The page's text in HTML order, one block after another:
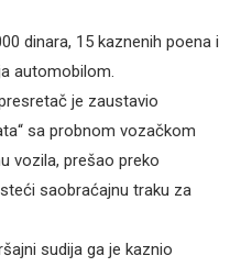
dinara, 15 kaznenih poena i
automobilom.
je zaustavio
sa probnom vozačkom
vozila, prešao preko
saobraćajnu traku za
sudija ga je kaznio